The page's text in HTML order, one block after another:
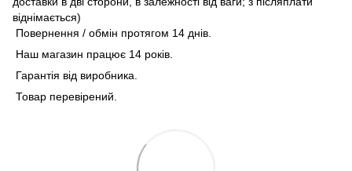
віднімається)
Повернення / обмін протягом 14 днів.
Наш магазин працює 14 років.
Гарантія від виробника.
Товар перевірений.